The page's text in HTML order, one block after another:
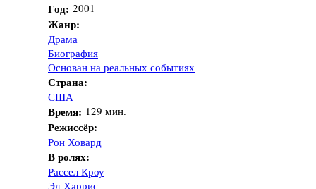
Год: 2001
Жанр:
Драма
Биография
Основан на реальных событиях
Страна:
США
Время: 129 мин.
Режиссёр:
Рон Ховард
В ролях:
Рассел Кроу
Эд Харрис